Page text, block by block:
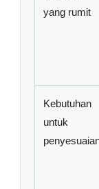
yang rumit
Kebutuhan
untuk